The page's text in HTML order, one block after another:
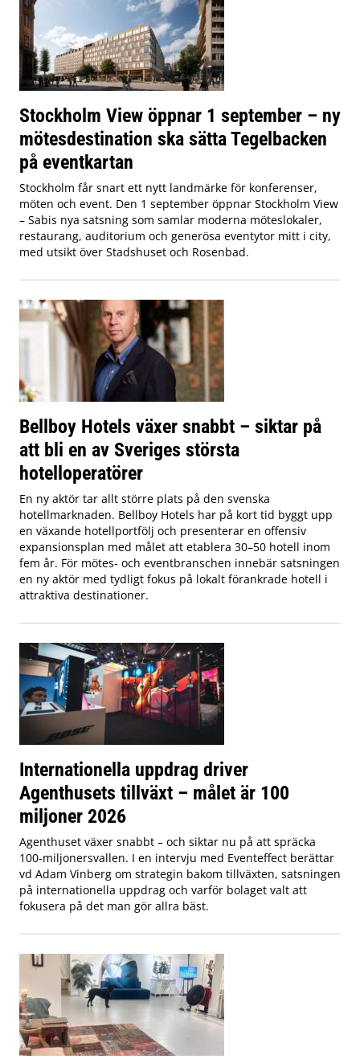
Stockholm View öppnar 1 september – ny
mötesdestination ska sätta Tegelbacken
på eventkartan
Stockholm får snart ett nytt landmärke för konferenser,
möten och event. Den 1 september öppnar Stockholm View
– Sabis nya satsning som samlar moderna möteslokaler,
restaurang, auditorium och generösa eventytor mitt i city,
med utsikt över Stadshuset och Rosenbad.
Bellboy Hotels växer snabbt – siktar på
att bli en av Sveriges största
hotelloperatörer
En ny aktör tar allt större plats på den svenska
hotellmarknaden. Bellboy Hotels har på kort tid byggt upp
en växande hotellportfölj och presenterar en offensiv
expansionsplan med målet att etablera 30–50 hotell inom
fem år. För mötes- och eventbranschen innebär satsningen
en ny aktör med tydligt fokus på lokalt förankrade hotell i
attraktiva destinationer.
Internationella uppdrag driver
Agenthusets tillväxt – målet är 100
miljoner 2026
Agenthuset växer snabbt – och siktar nu på att spräcka
100-miljonersvallen. I en intervju med Eventeffect berättar
vd Adam Vinberg om strategin bakom tillväxten, satsningen
på internationella uppdrag och varför bolaget valt att
fokusera på det man gör allra bäst.